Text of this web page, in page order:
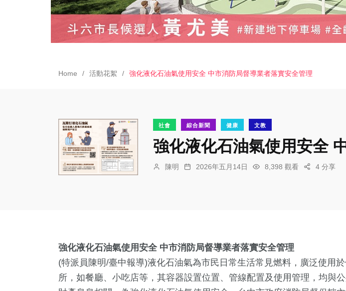
Home 活動花絮 強化液化石油氣使用安全 中市消防局督導業者落實安全管理
社會 綜合新聞 健康 文教
強化液化石油氣使用安全
陳明 2026年五月14日 8,398 觀看 4 分享
強化液化石油氣使用安全 中市消防局督導業者落實安全管理
(特派員陳明/臺中報導)液化石油氣為市民日常生活常見燃料，廣泛使用
所，如餐廳、小吃店等，其容器設置位置、管線配置及使用管理，均與